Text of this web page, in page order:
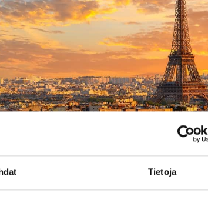
Tietoja